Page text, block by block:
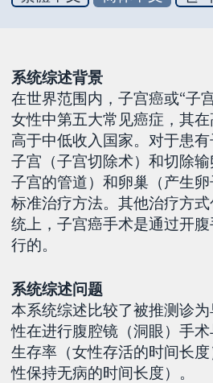
系统综述背景
在世界范围内，子宫癌或“子
女性中第五大常见癌症，其
高于中低收入国家。对于患
子宫（子宫切除术）和切除
子宫的管道）和卵巢（产生
标准治疗方法。其他治疗方
统上，子宫癌手术是通过开
行的。
系统综述问题
本系统综述比较了被推测诊
性在进行腹腔镜（洞眼）手
生存率（女性存活的时间长
性保持无病的时间长度）。